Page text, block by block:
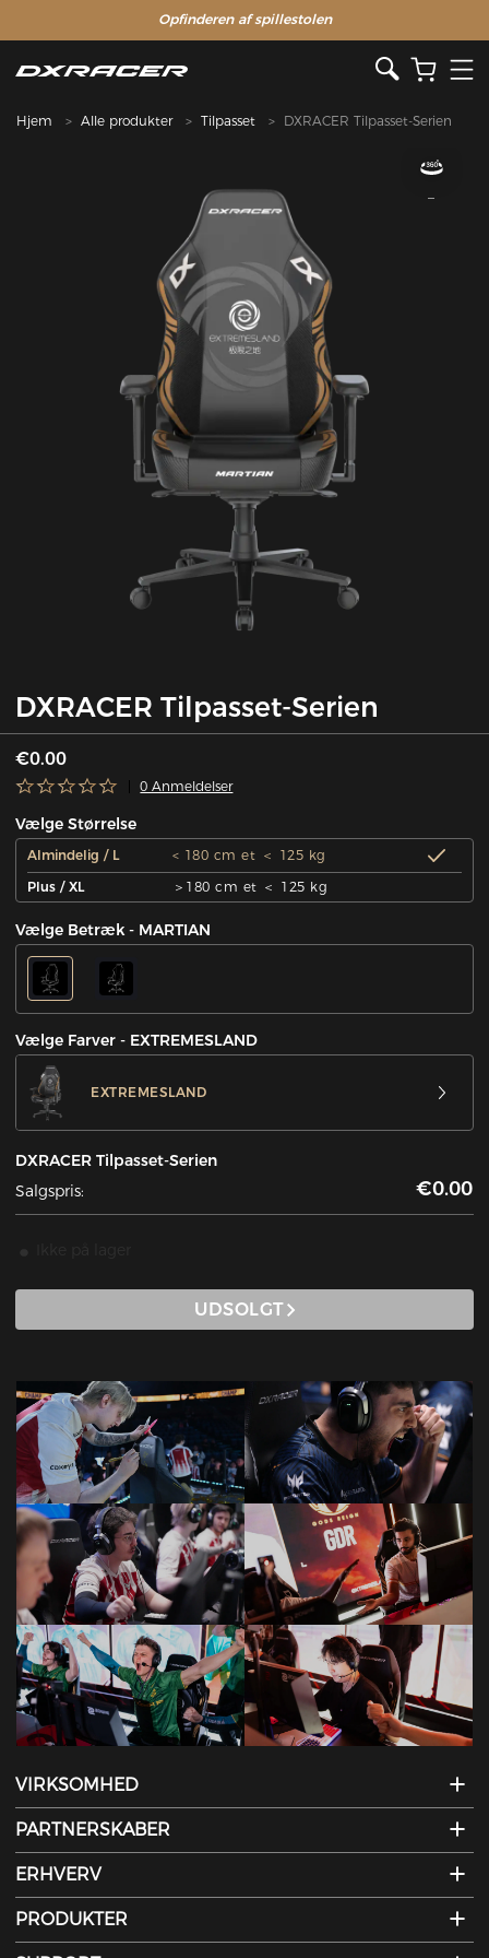
Opfinderen af ​​spillestolen
Hjem Alle produkter Tilpasset DXRACER Tilpasset-Serien
DXRACER Tilpasset-Serien
€0.00
0 Anmeldelser
Vælge Størrelse
Almindelig / L
< 180 cm et ＜ 125 kg
Plus / XL
＞180 cm et ＜ 125 kg
Vælge Betræk - MARTIAN
Vælge Farver - EXTREMESLAND
EXTREMESLAND
DXRACER Tilpasset-Serien
Salgspris:
€0.00
UDSOLGT
VIRKSOMHED
PARTNERSKABER
ERHVERV
PRODUKTER